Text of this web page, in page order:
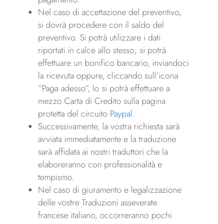
Nel caso di accettazione del preventivo,
si dovrà procedere con il saldo del
preventivo. Si potrà utilizzare i dati
riportati in calce allo stesso; si potrà
effettuare un bonifico bancario, inviandoci
la ricevuta oppure, cliccando sull’icona
“Paga adesso”, lo si potrà effettuare a
mezzo Carta di Credito sulla pagina
protetta del circuito Paypal.
Successivamente, la vostra richiesta sarà
avviata immediatamente e la traduzione
sarà affidata ai nostri traduttori che la
elaboreranno con professionalità e
tempismo.
Nel caso di giuramento e legalizzazione
delle vostre Traduzioni asseverate
francese italiano, occorreranno pochi